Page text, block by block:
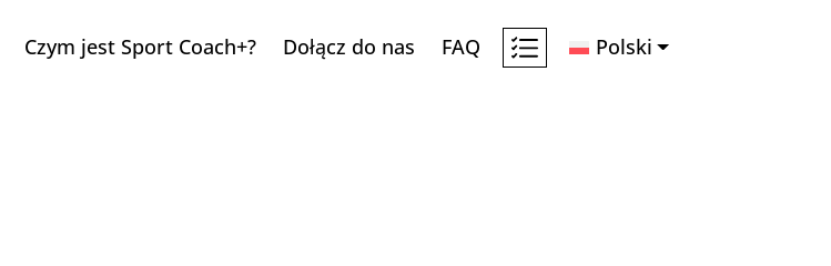
Czym jest Sport Coach+? Dołącz do nas FAQ Polski